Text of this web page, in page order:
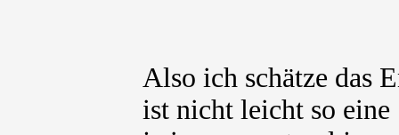
Also ich schätze das
ist nicht leicht so